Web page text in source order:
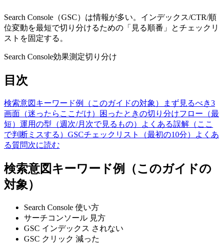
Search Console（GSC）は情報が多い。インデックス/CTR/順
位変動を最短で切り分けるための「見る順番」とチェックリ
ストを固定する。
Search Console効果測定切り分け
目次
検索意図キーワード例（このガイドの対象）
まず見るべき3
画面（迷ったらここだけ）
困ったときの切り分けフロー（最
短） 運用の型（週次/月次で見るもの）
よくある誤解（ここ
で判断ミスする） GSCチェックリスト（最初の10分）
よくあ
る質問次に読む
検索意図キーワード例（このガイドの
対象）
Search Console 使い方
サーチコンソール 見方
GSC インデックス されない
GSC クリック 減った